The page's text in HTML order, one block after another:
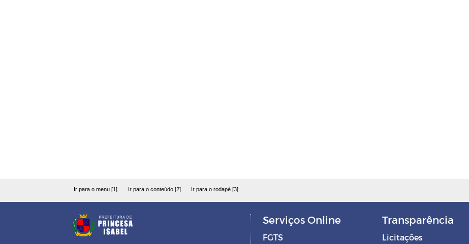
Ir para o menu [1] Ir para o conteúdo [2] Ir para o rodapé [3]
Serviços Online
FGTS
Transparência
Licitações